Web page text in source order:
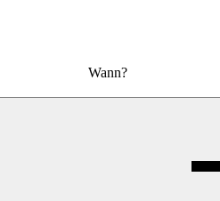
Wann?